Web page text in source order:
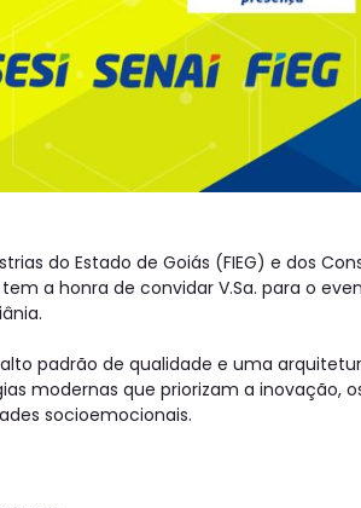
do Estado de Goiás (FIEG) e dos
tem a honra de convidar V.Sa. para o
padrão de qualidade e uma
modernas que priorizam a inovação,
socioemocionais.